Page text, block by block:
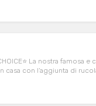
e coraggiosa
casa con l’aggiunta di